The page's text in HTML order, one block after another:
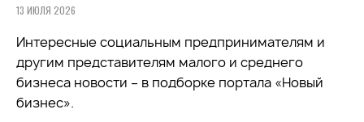
13 ИЮЛЯ 2026
Интересные социальным предпринимателям и
другим представителям малого и среднего
бизнеса новости – в подборке портала «Новый
бизнес».